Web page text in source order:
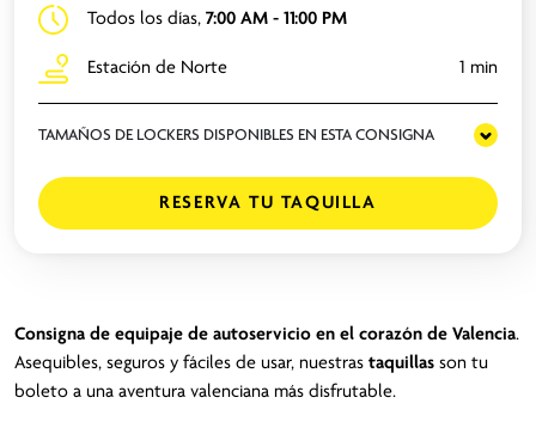
Todos los días, 7:00 AM - 11:00 PM
Estación de Norte 1 min
TAMAÑOS DE LOCKERS DISPONIBLES EN ESTA CONSIGNA
RESERVA TU TAQUILLA
Consigna de equipaje de autoservicio en el corazón de Valencia.
Asequibles, seguros y fáciles de usar, nuestras taquillas son tu
boleto a una aventura valenciana más disfrutable.